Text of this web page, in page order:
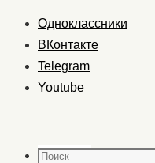
Одноклассники
ВКонтакте
Telegram
Youtube
Поиск